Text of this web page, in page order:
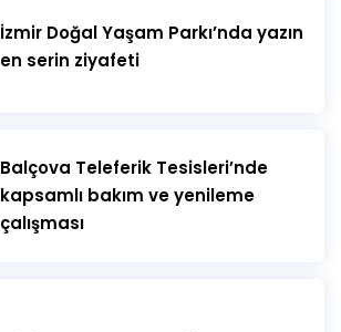
İzmir Doğal Yaşam Parkı’nda yazın
en serin ziyafeti
​Balçova Teleferik Tesisleri’nde
kapsamlı bakım ve yenileme
çalışması